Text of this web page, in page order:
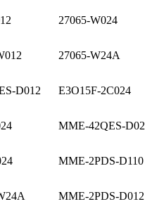
27065-W024
27065-W24A
D012 E3O15F-2C024
MME-42QES-
MME-2PDS-D110
MME-2PDS-D012